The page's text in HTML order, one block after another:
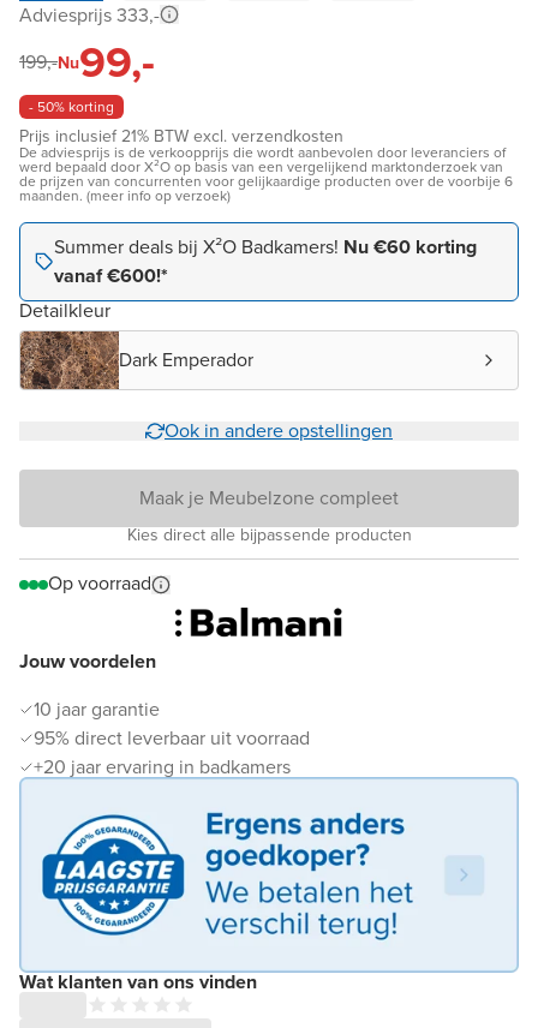
Jouw voordelen
10 jaar garantie
95% direct leverbaar uit voorraad
+20 jaar ervaring in badkamers
Wat klanten van ons vinden
Adviesprijs 333,-
199,-Nu99,-
- 50% korting
Prijs inclusief 21% BTW excl. verzendkosten
De adviesprijs is de verkoopprijs die wordt aanbevolen door leveranciers of
werd bepaald door X²O op basis van een vergelijkend marktonderzoek van
de prijzen van concurrenten voor gelijkaardige producten over de voorbije 6
maanden. (meer info op verzoek)
Summer deals bij X²O Badkamers! Nu €60 korting
vanaf €600!*
Detailkleur
Dark Emperador
Ook in andere opstellingen
Maak je Meubelzone compleet
Kies direct alle bijpassende producten
Op voorraad